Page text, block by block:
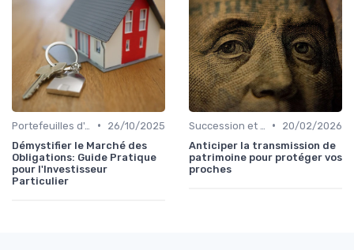
•
26/10/2025
Démystifier le Marché des
Obligations: Guide Pratique
pour l'Investisseur
Particulier
•
20/02/2026
Anticiper la transmission de
patrimoine pour protéger vos
proches